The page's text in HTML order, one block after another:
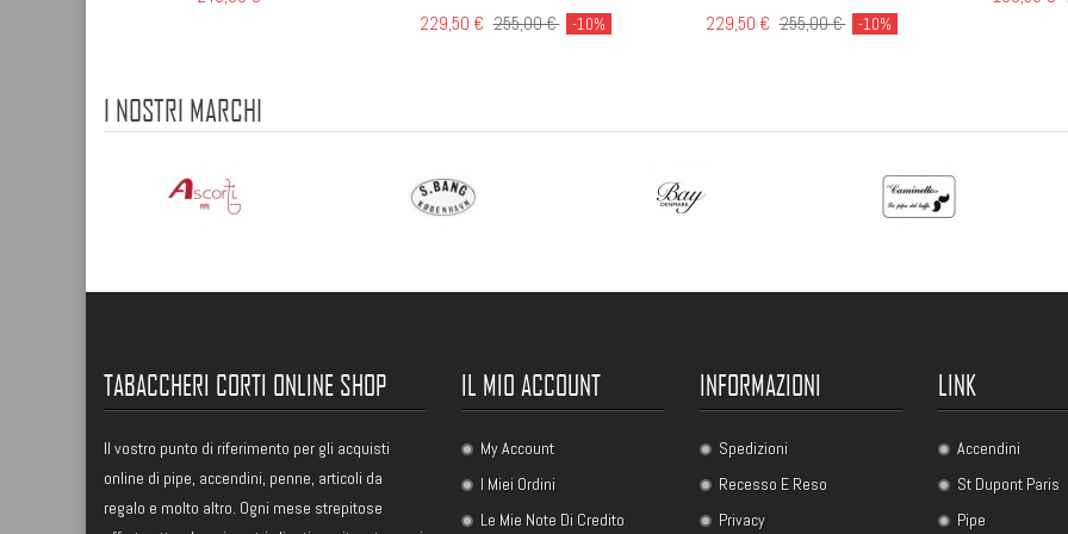
229,50 € 255,00 € -10% 229,50 € 255,00 € -10%
I NOSTRI MARCHI
TABACCHERI CORTI ONLINE SHOP
Il vostro punto di riferimento per gli acquisti
online di pipe, accendini, penne, articoli da
regalo e molto altro. Ogni mese strepitose
IL MIO ACCOUNT
My Account
I Miei Ordini
Le Mie Note Di Credito
INFORMAZIONI
Spedizioni
Recesso E Reso
Privacy
LINK
Accendini
St Dupont Paris
Pipe